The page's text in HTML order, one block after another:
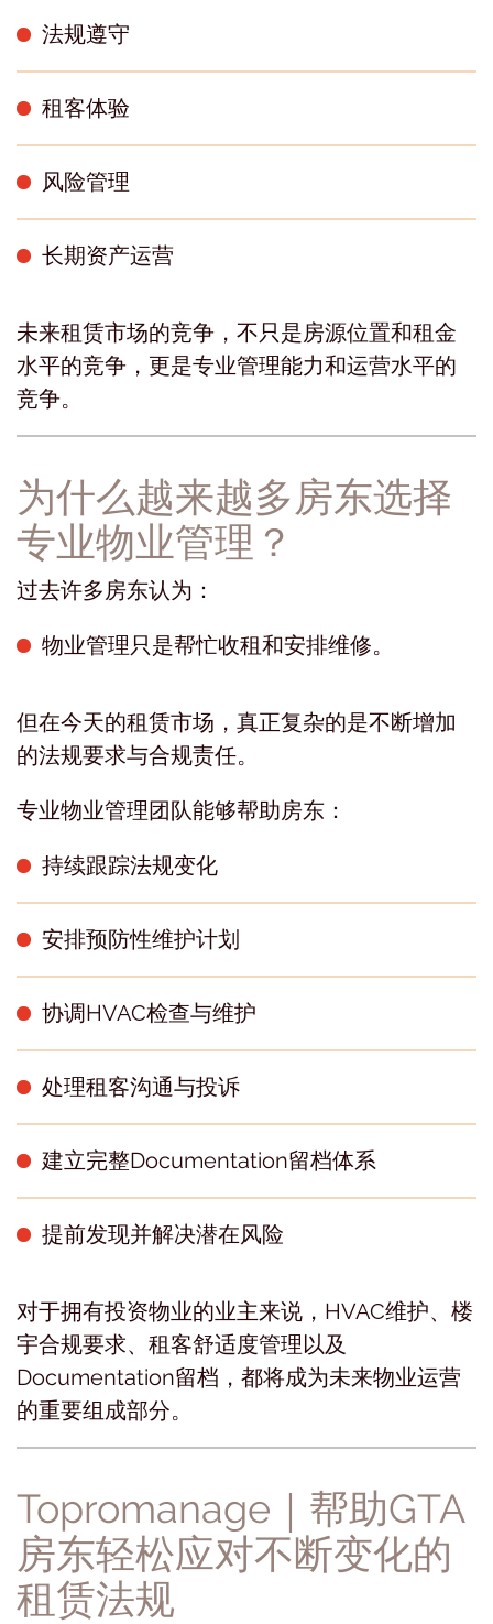
法规遵守
租客体验
风险管理
长期资产运营
未来租赁市场的竞争，不只是房源位置和租金
水平的竞争，更是专业管理能力和运营水平的
竞争。
为什么越来越多房东选择
专业物业管理？
过去许多房东认为：
物业管理只是帮忙收租和安排维修。
但在今天的租赁市场，真正复杂的是不断增加
的法规要求与合规责任。
专业物业管理团队能够帮助房东：
持续跟踪法规变化
安排预防性维护计划
协调HVAC检查与维护
处理租客沟通与投诉
建立完整Documentation留档体系
提前发现并解决潜在风险
对于拥有投资物业的业主来说，HVAC维护、楼
宇合规要求、租客舒适度管理以及
Documentation留档，都将成为未来物业运营
的重要组成部分。
Topromanage｜帮助GTA
房东轻松应对不断变化的
租赁法规